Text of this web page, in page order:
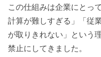
この仕組みは企業にとっ
計算が難しすぎる」「従
が取りきれない」という
禁止にしてきました。